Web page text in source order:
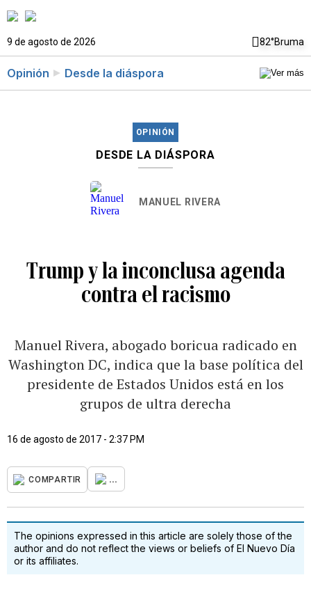
9 de agosto de 2026 82°Bruma
Opinión Desde la diáspora
OPINIÓN
DESDE LA DIÁSPORA
MANUEL RIVERA
Trump y la inconclusa agenda
contra el racismo
Manuel Rivera, abogado boricua radicado en
Washington DC, indica que la base política del
presidente de Estados Unidos está en los
grupos de ultra derecha
16 de agosto de 2017 - 2:37 PM
COMPARTIR ...
The opinions expressed in this article are solely those of the
author and do not reflect the views or beliefs of El Nuevo Día
or its affiliates.